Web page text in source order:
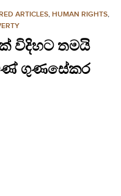
ARTICLES, HUMAN RIGHTS,
විදිහට තමයි
ගුණසේකර